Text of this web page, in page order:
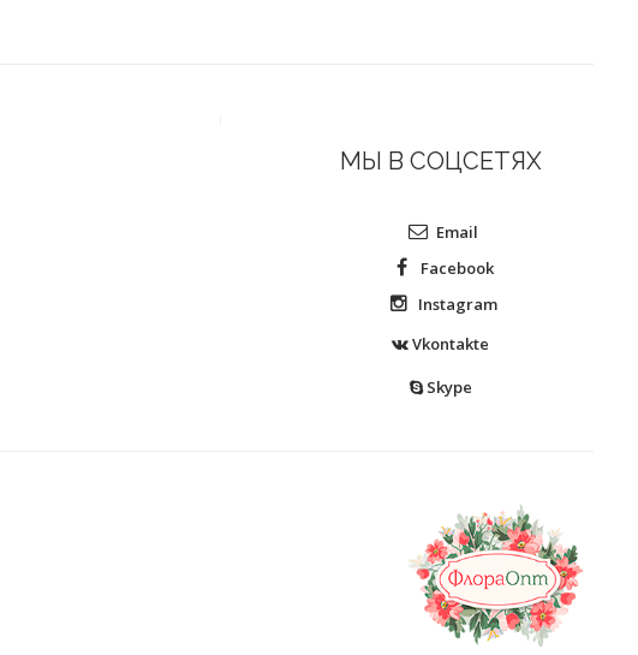
МЫ В СОЦСЕТЯХ
Email
Facebook
Instagram
Vkontakte
Skype